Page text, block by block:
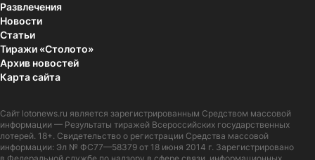
Развлечения
Новости
Статьи
Тиражи «Столото»
Архив новостей
Карта сайта
Сайт lotonews.ru является зарегистрированным Средством массовой
информации — Результаты тиражей Всероссийских государственных
лотерей. 18+. Свидетельство о регистрации Средства массовой
информации: Эл № ФС77—58379 от 18 июня 2014 г. Зарегистрировано